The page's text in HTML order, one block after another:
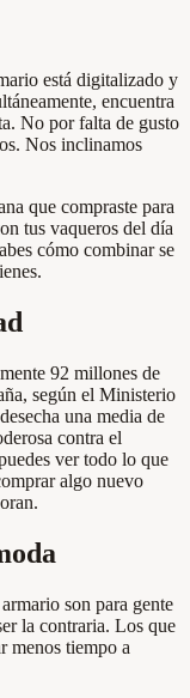
está digitalizado y
encuentra
No por falta de gusto
Nos inclinamos
que compraste para
tus vaqueros del día
cómo combinar se
92 millones de
según el Ministerio
una media de
contra el
ver todo lo que
algo nuevo
son para gente
la contraria. Los que
menos tiempo a